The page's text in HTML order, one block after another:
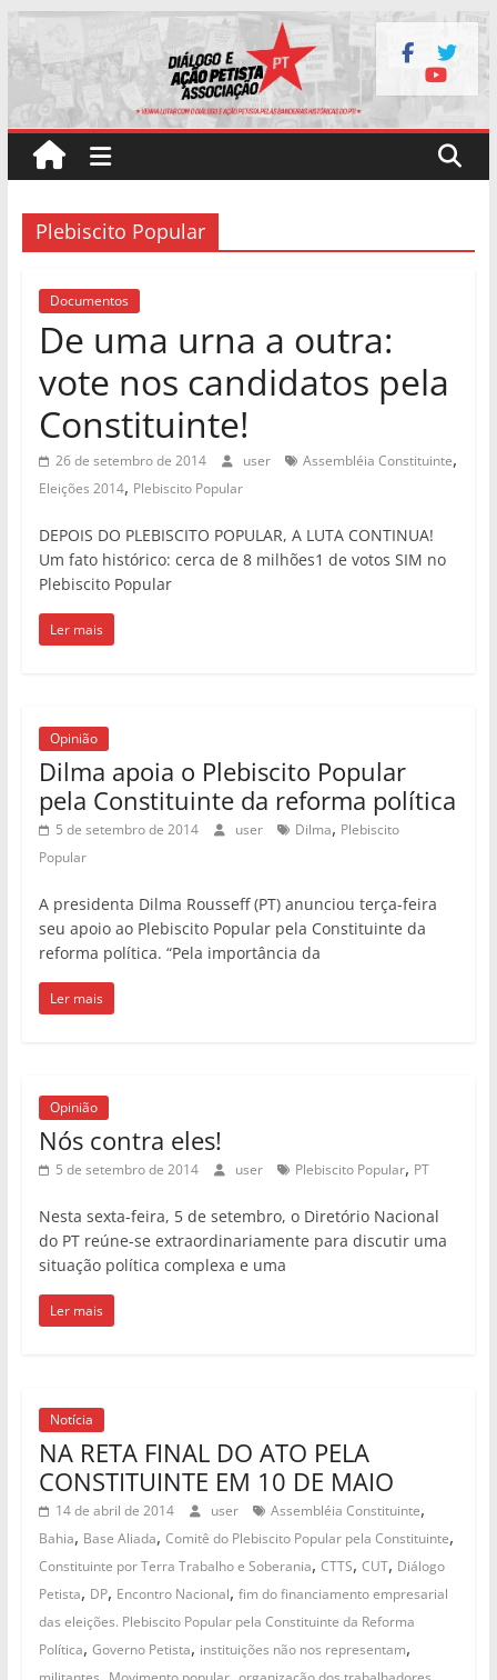
Pular
para
conteúdo
Plebiscito Popular
Documentos
De uma urna a outra:
vote nos candidatos pela
Constituinte!
26 de setembro de 2014 user Assembléia Constituinte,
Eleições 2014, Plebiscito Popular
DEPOIS DO PLEBISCITO POPULAR, A LUTA CONTINUA!
Um fato histórico: cerca de 8 milhões1 de votos SIM no
Plebiscito Popular
Ler mais
Opinião
Dilma apoia o Plebiscito Popular
pela Constituinte da reforma política
5 de setembro de 2014 user Dilma, Plebiscito
Popular
A presidenta Dilma Rousseff (PT) anunciou terça-feira
seu apoio ao Plebiscito Popular pela Constituinte da
reforma política. “Pela importância da
Ler mais
Opinião
Nós contra eles!
5 de setembro de 2014 user Plebiscito Popular, PT
Nesta sexta-feira, 5 de setembro, o Diretório Nacional
do PT reúne-se extraordinariamente para discutir uma
situação política complexa e uma
Ler mais
Notícia
NA RETA FINAL DO ATO PELA
CONSTITUINTE EM 10 DE MAIO
14 de abril de 2014 user Assembléia Constituinte,
Bahia, Base Aliada, Comitê do Plebiscito Popular pela Constituinte,
Constituinte por Terra Trabalho e Soberania, CTTS, CUT, Diálogo
Petista, DP, Encontro Nacional, fim do financiamento empresarial
das eleições. Plebiscito Popular pela Constituinte da Reforma
Política, Governo Petista, instituições não nos representam,